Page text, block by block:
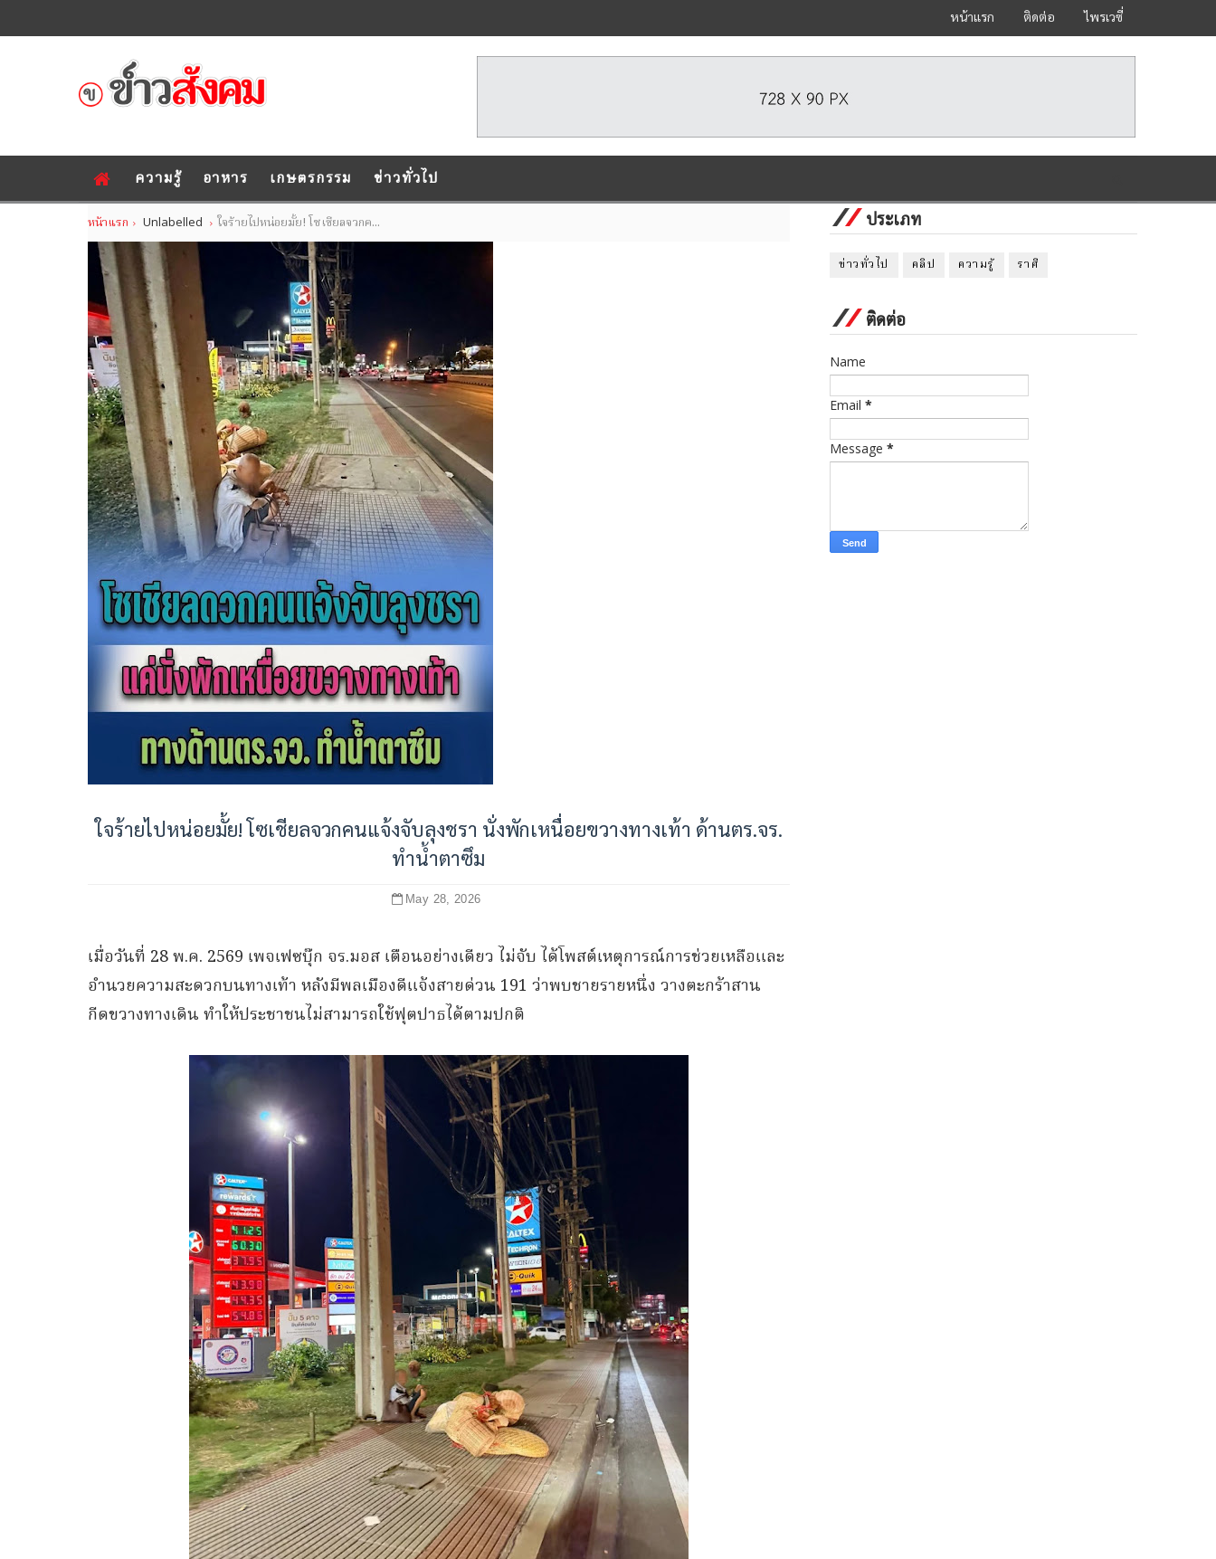
หน้าแรก ติดต่อ ไพรเวซี่
ความรู้ อาหาร เกษตรกรรม ข่าวทั่วไป
หน้าแรก Unlabelled ใจร้ายไปหน่อยมั้ย! โซเชียลจวกค...
ใจร้ายไปหน่อยมั้ย! โซเชียลจวกคนแจ้งจับลุงชรา นั่งพักเหนื่อยขวางทางเท้า ด้านตร.จร.
ทำน้ำตาซึม
May 28, 2026
เมื่อวันที่ 28 พ.ค. 2569 เพจเฟซบุ๊ก จร.มอส เตือนอย่างเดียว ไม่จับ ได้โพสต์เหตุการณ์การช่วยเหลือและ
อำนวยความสะดวกบนทางเท้า หลังมีพลเมืองดีแจ้งสายด่วน 191 ว่าพบชายรายหนึ่ง วางตะกร้าสาน
กีดขวางทางเดิน ทำให้ประชาชนไม่สามารถใช้ฟุตปาธได้ตามปกติ
ประเภท
ข่าวทั่วไป คลิป ความรู้ ราศี
ติดต่อ
Name
Email *
Message *